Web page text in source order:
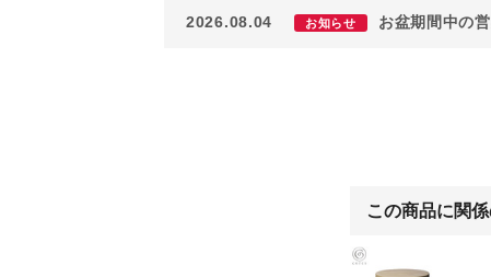
2026.08.04 お知らせ お盆期間中の
この商品に関